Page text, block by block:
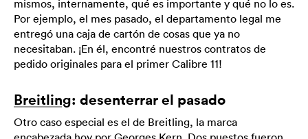
mismos, internamente, qué es importante y qué no lo es.
Por ejemplo, el mes pasado, el departamento legal me
entregó una caja de cartón de cosas que ya no
necesitaban. ¡En él, encontré nuestros contratos de
pedido originales para el primer Calibre 11!
Breitling: desenterrar el pasado
Otro caso especial es el de Breitling, la marca